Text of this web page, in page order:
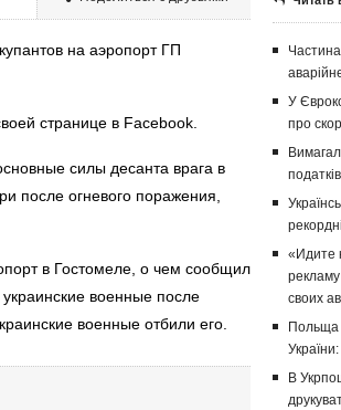
на аэропорт ГП
странице в Facebook.
силы десанта врага в
после огневого поражения,
в Гостомеле, о чем сообщил
военные после
военные отбили его.
У
про
«Идите
своих
Польща
В